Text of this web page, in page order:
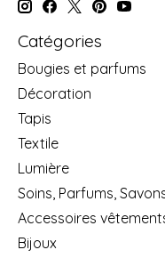
Catégories
Bougies et parfums
Décoration
Tapis
Textile
Lumière
Soins, Parfums,
Accessoires
Bijoux